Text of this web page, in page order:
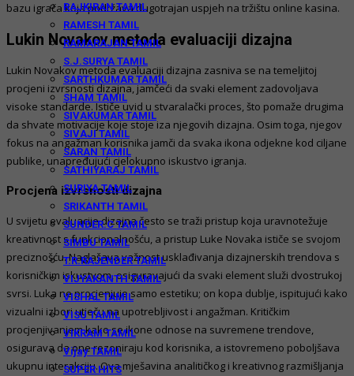
RAJKIRAN TAMIL
RAMESH TAMIL
RAMARAJAN TAMIL
S.J.SURYA TAMIL
SARTHKUMAR TAMIL
SHAM TAMIL
SIVAKUMAR TAMIL
SIVAJI TAMIL
SARAN TAMIL
SATHIYARAJ TAMIL
SURIYA TAMIL
SRIKANTH TAMIL
SUNDER.C TAMIL
SIMBU TAMIL
T.R.RAJENDER TAMIL
VIJYAKANTH TAMIL
VISHAL TAMIL
VISU TAMIL
VIKRAM TAMIL
Vijay TAMIL
SUPER HITS
bazu igrača koja podržava dugotrajan uspjeh na tržištu online kasina.
Lukin Novakov metoda evaluaciji dizajna
Lukin Novakov metoda evaluaciji dizajna zasniva se na temeljitoj
procjeni izvrsnosti dizajna, jamčeći da svaki element zadovoljava
visoke standarde. Ističe uvid u stvaralački proces, što pomaže drugima
da shvate motivacije koje stoje iza njegovih dizajna. Osim toga, njegov
fokus na angažman korisnika jamči da svaka ikona odjekne kod ciljane
publike, unapređujući cjelokupno iskustvo igranja.
Procjena izvrsnosti dizajna
U svijetu evaluacije dizajna često se traži pristup koja uravnotežuje
kreativnost s funkcionalnošću, a pristup Luke Novaka ističe se svojom
preciznošću. Naglašava važnost usklađivanja dizajnerskih trendova s
korisničkim iskustvom, osiguravajući da svaki element služi dvostrukoj
svrsi. Luka ne procjenjuje samo estetiku; on kopa dublje, ispitujući kako
vizualni izbori utječu na upotrebljivost i angažman. Kritičkim
procjenjivanjem kako se ikone odnose na suvremene trendove,
osigurava da one rezoniraju kod korisnika, a istovremeno poboljšava
ukupnu interakciju. Ova mješavina analitičkog i kreativnog razmišljanja